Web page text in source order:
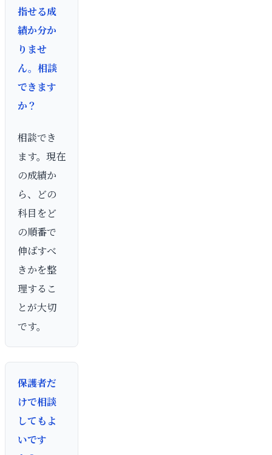
指せる成
績か分か
りませ
ん。相談
できます
か？
相談でき
ます。現在
の成績か
ら、どの
科目をど
の順番で
伸ばすべ
きかを整
理するこ
とが大切
です。
保護者だ
けで相談
してもよ
いです